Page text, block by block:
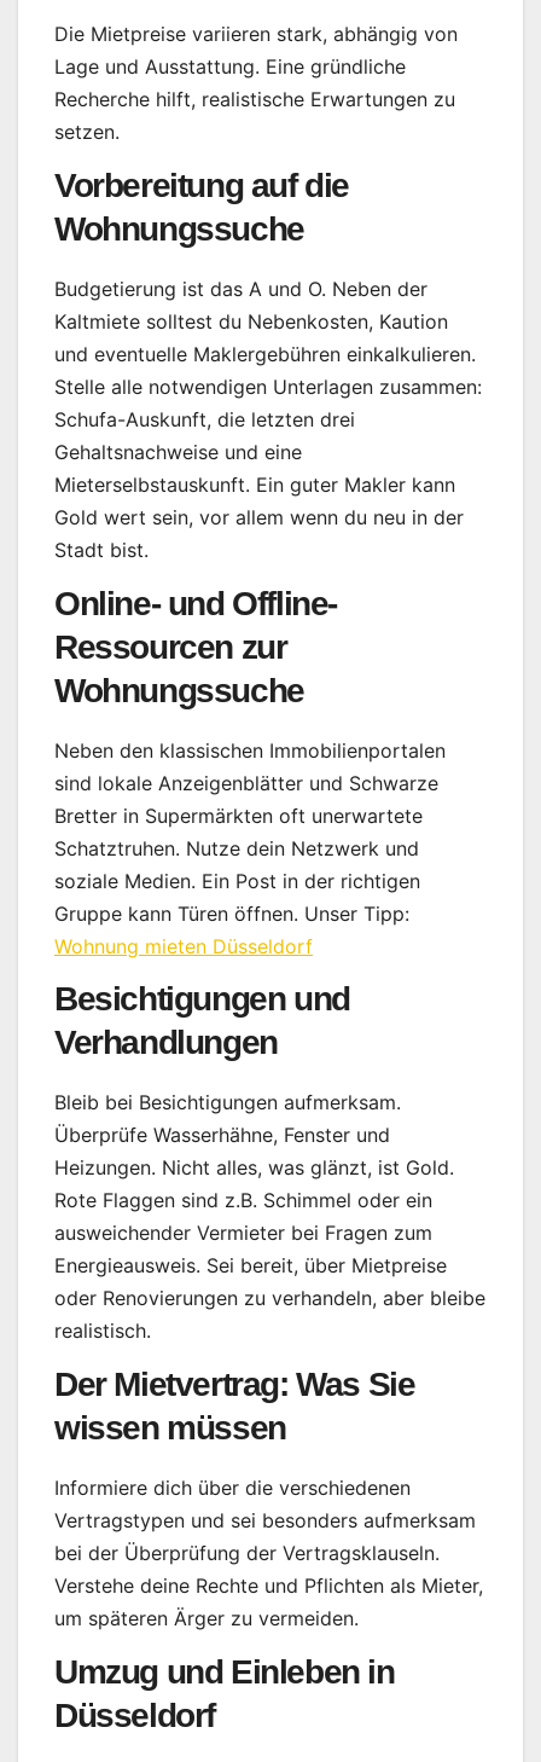
Die Mietpreise variieren stark, abhängig von
Lage und Ausstattung. Eine gründliche
Recherche hilft, realistische Erwartungen zu
setzen.
Vorbereitung auf die
Wohnungssuche
Budgetierung ist das A und O. Neben der
Kaltmiete solltest du Nebenkosten, Kaution
und eventuelle Maklergebühren einkalkulieren.
Stelle alle notwendigen Unterlagen zusammen:
Schufa-Auskunft, die letzten drei
Gehaltsnachweise und eine
Mieterselbstauskunft. Ein guter Makler kann
Gold wert sein, vor allem wenn du neu in der
Stadt bist.
Online- und Offline-
Ressourcen zur
Wohnungssuche
Neben den klassischen Immobilienportalen
sind lokale Anzeigenblätter und Schwarze
Bretter in Supermärkten oft unerwartete
Schatztruhen. Nutze dein Netzwerk und
soziale Medien. Ein Post in der richtigen
Gruppe kann Türen öffnen. Unser Tipp:
Wohnung mieten Düsseldorf
Besichtigungen und
Verhandlungen
Bleib bei Besichtigungen aufmerksam.
Überprüfe Wasserhähne, Fenster und
Heizungen. Nicht alles, was glänzt, ist Gold.
Rote Flaggen sind z.B. Schimmel oder ein
ausweichender Vermieter bei Fragen zum
Energieausweis. Sei bereit, über Mietpreise
oder Renovierungen zu verhandeln, aber bleibe
realistisch.
Der Mietvertrag: Was Sie
wissen müssen
Informiere dich über die verschiedenen
Vertragstypen und sei besonders aufmerksam
bei der Überprüfung der Vertragsklauseln.
Verstehe deine Rechte und Pflichten als Mieter,
um späteren Ärger zu vermeiden.
Umzug und Einleben in
Düsseldorf